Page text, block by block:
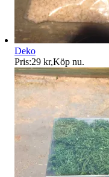
Deko
Pris:29 kr,Köp nu.